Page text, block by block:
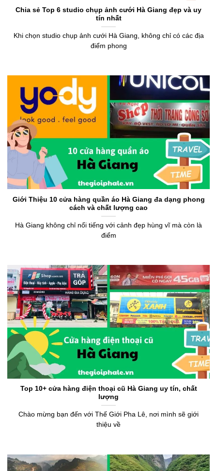
Chia sẻ Top 6 studio chụp ảnh cưới Hà Giang đẹp và uy
tín nhất
Khi chọn studio chụp ảnh cưới Hà Giang, không chỉ có các địa
điểm phong
Giới Thiệu 10 cửa hàng quần áo Hà Giang đa dạng phong
cách và chất lượng cao
Hà Giang không chỉ nổi tiếng với cảnh đẹp hùng vĩ mà còn là
điểm
Top 10+ cửa hàng điện thoại cũ Hà Giang uy tín, chất
lượng
Chào mừng bạn đến với Thế Giới Pha Lê, nơi mình sẽ giới
thiệu về